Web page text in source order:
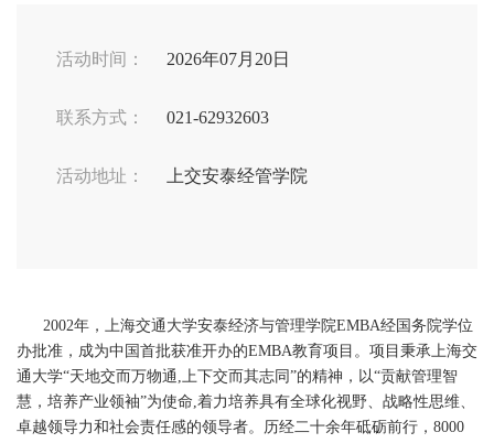
活动时间： 2026年07月20日
联系方式： 021-62932603
活动地址： 上交安泰经管学院
2002年，上海交通大学安泰经济与管理学院EMBA经国务院学位
办批准，成为中国首批获准开办的EMBA教育项目。项目秉承上海交
通大学“天地交而万物通,上下交而其志同”的精神，以“贡献管理智
慧，培养产业领袖”为使命,着力培养具有全球化视野、战略性思维、
卓越领导力和社会责任感的领导者。历经二十余年砥砺前行，8000